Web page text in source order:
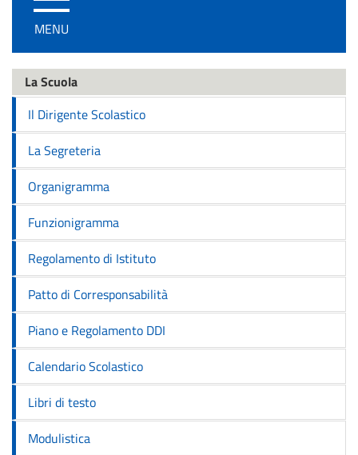
/
disattiva
navigazione
MENU
La Scuola
Il Dirigente Scolastico
La Segreteria
Organigramma
Funzionigramma
Regolamento di Istituto
Patto di Corresponsabilità
Piano e Regolamento DDI
Calendario Scolastico
Libri di testo
Modulistica